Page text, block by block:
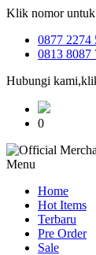
Klik nomor untuk
0877 2274
0813 8087
Hubungi
0
Menu
Home
Hot Items
Terbaru
Pre Order
Sale